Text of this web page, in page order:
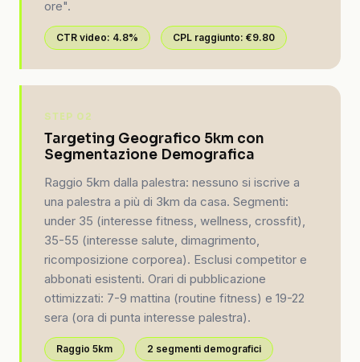
ore".
CTR video: 4.8% CPL raggiunto: €9.80
STEP 02
Targeting Geografico 5km con
Segmentazione Demografica
Raggio 5km dalla palestra: nessuno si iscrive a
una palestra a più di 3km da casa. Segmenti:
under 35 (interesse fitness, wellness, crossfit),
35-55 (interesse salute, dimagrimento,
ricomposizione corporea). Esclusi competitor e
abbonati esistenti. Orari di pubblicazione
ottimizzati: 7-9 mattina (routine fitness) e 19-22
sera (ora di punta interesse palestra).
Raggio 5km 2 segmenti demografici